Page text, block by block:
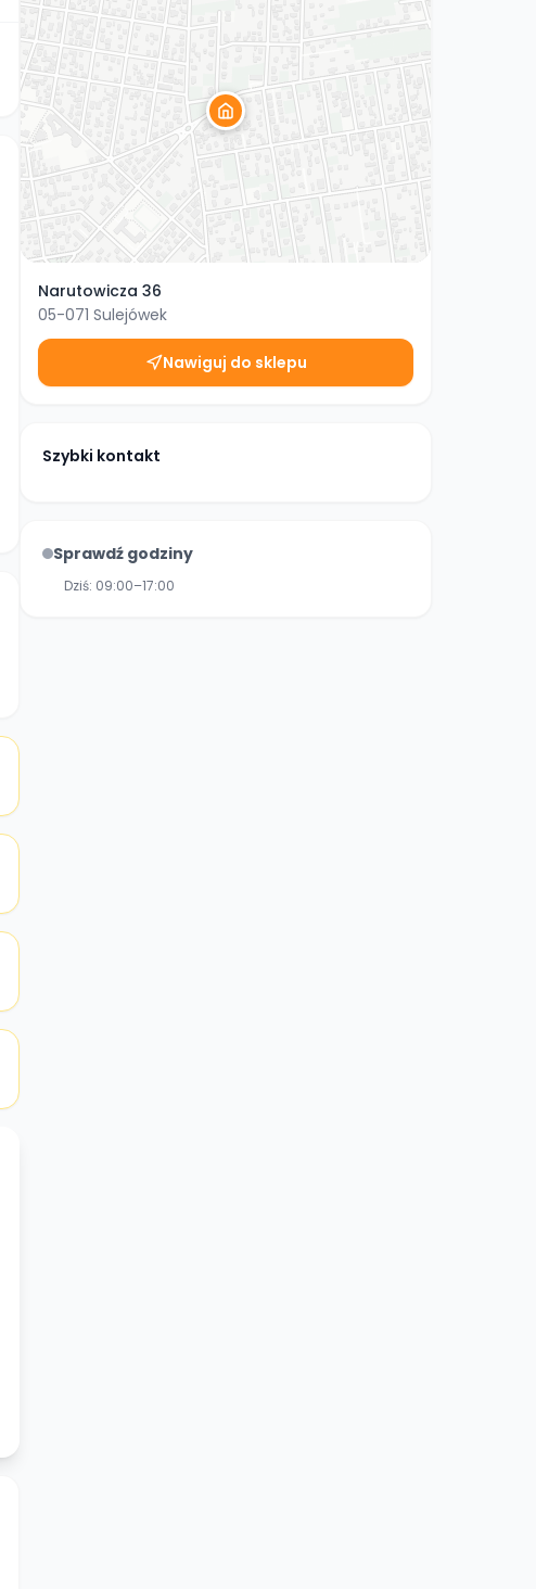
Narutowicza 36
05-071 Sulejówek
Nawiguj do sklepu
Szybki kontakt
Sprawdź godziny
Dziś: 09:00–17:00